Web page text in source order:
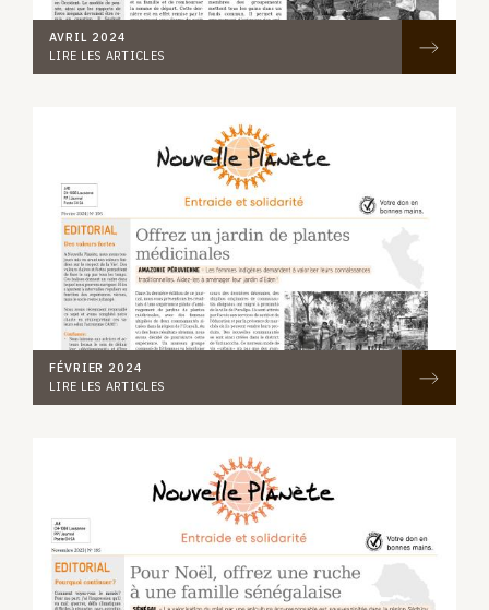
AVRIL 2024
LIRE LES ARTICLES
FÉVRIER 2024
LIRE LES ARTICLES